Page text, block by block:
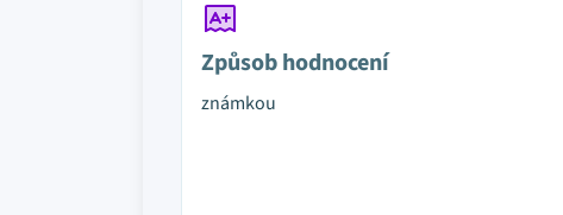
Způsob hodnocení
známkou